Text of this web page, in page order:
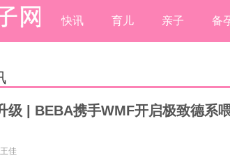
快讯 育儿 亲子 备
级 | BEBA携手WMF开启极致德系
佳